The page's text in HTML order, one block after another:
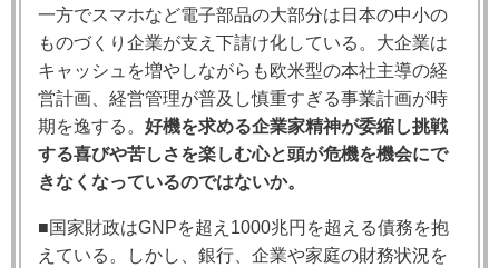
一方でスマホなど電子部品の大部分は日本の中小の
ものづくり企業が支え下請け化している。大企業は
キャッシュを増やしながらも欧米型の本社主導の経
営計画、経営管理が普及し慎重すぎる事業計画が時
期を逸する。 好機を求める企業家精神が委縮し挑戦
する喜びや苦しさを楽しむ心と頭が危機を機会にで
きなくなっているのではないか。
■国家財政はGNPを超え1000兆円を超える債務を抱
えている。しかし、銀行、企業や家庭の財務状況を